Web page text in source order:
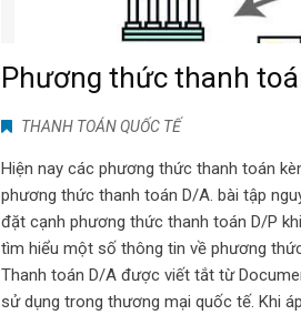
Phương thức thanh
THANH TOÁN QUỐC TẾ
Hiện nay các phương thức thanh toán
phương thức thanh toán D/A. bài tập
đặt cạnh phương thức thanh toán D/P
tìm hiểu một số thông tin về phương
Thanh toán D/A được viết tắt từ
sử dụng trong thương mại quốc tế. Khi